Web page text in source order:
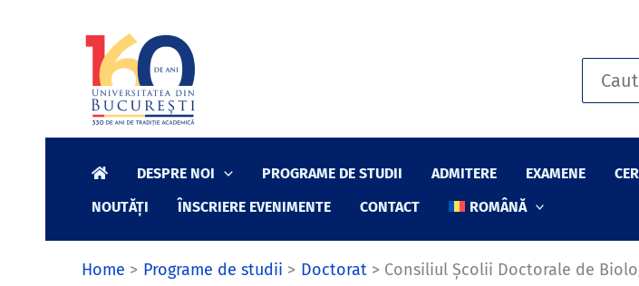
content
for:
DESPRE NOI PROGRAME DE STUDII ADMITERE EXAMENE
NOUTĂȚI
ÎNSCRIERE EVENIMENTE CONTACT ROMÂNĂ
Home Programe de studii Doctorat Consiliul Școlii Doctorale de